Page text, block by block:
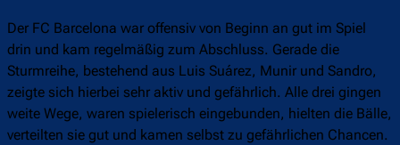
Der FC Barcelona war offensiv von Beginn an gut im Spiel
drin und kam regelmäßig zum Abschluss. Gerade die
Sturmreihe, bestehend aus Luis Suárez, Munir und Sandro,
zeigte sich hierbei sehr aktiv und gefährlich. Alle drei gingen
weite Wege, waren spielerisch eingebunden, hielten die Bälle,
verteilten sie gut und kamen selbst zu gefährlichen Chancen.